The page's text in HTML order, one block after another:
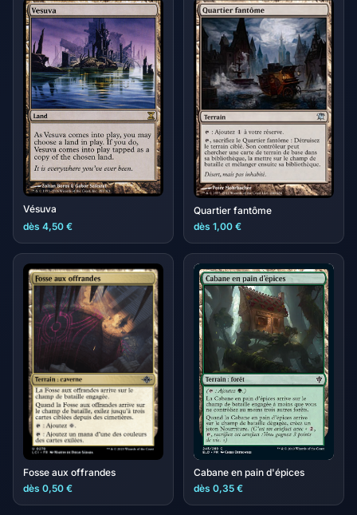
Vésuva
dès 4,50 €
Quartier fantôme
dès 1,00 €
Fosse aux offrandes
dès 0,50 €
Cabane en pain d'épices
dès 0,35 €